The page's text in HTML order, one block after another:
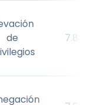
de
7.8